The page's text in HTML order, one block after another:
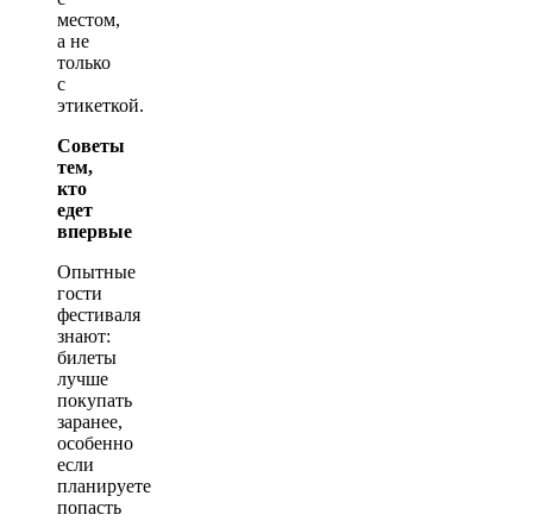
местом,
а не
только
с
этикеткой.
Советы
тем,
кто
едет
впервые
Опытные
гости
фестиваля
знают:
билеты
лучше
покупать
заранее,
особенно
если
планируете
попасть